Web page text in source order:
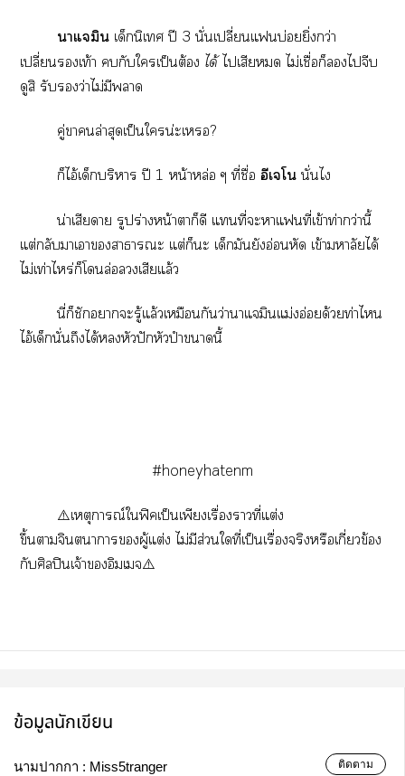
าแมินเด็กนิเทศ ปี 3 นั่นเปลี่ยนแบ่อยยิ่งกว่า
เปลี่ยนเท้า กับใเป็นต้อง ได้ไเสีย ไม่เชื่อก็ไจีบ
ดูสิ รับว่าไม่มีา
คู่าล่าสุดเป็นใน่ะเ?
ก็ไอ้เด็กบริหาร ปี 1 หน้าหล่อ ๆ ที่ชื่อ อีเโนั่นไ
น่าเสียดาย รูปร่างหน้าตาก็ดี แที่ะาแที่เข้าท่ากว่านี้
แต่กลับาเาาาะ แต่ก็ะ เด็กมันยังอ่อนหัด เข้ามหาลัยได้
ไม่เท่าไหร่ก็โล่อเสียแล้ว
นี่ก็ชักาะรู้แล้วเหมือนกันว่านาแมินแม่งอ่ด้วยท่าไ
ไอ้เด็กนั่นถึงได้หัวปักหัวปำานี้
#honeyhatenm
⚠️เหตุการณ์ใฟิคเป็นเพียงเรื่องาที่แต่ง
ขึ้นาจินตนาการผู้แต่ง ไม่มีส่วนใที่เป็นเรื่องจริงหรือเกี่ยวข้อง
กับศิลปินเจ้าอิมเจ⚠️
ข้อมูลนักเขียน
นามปากกา : Miss5tranger ติดตาม